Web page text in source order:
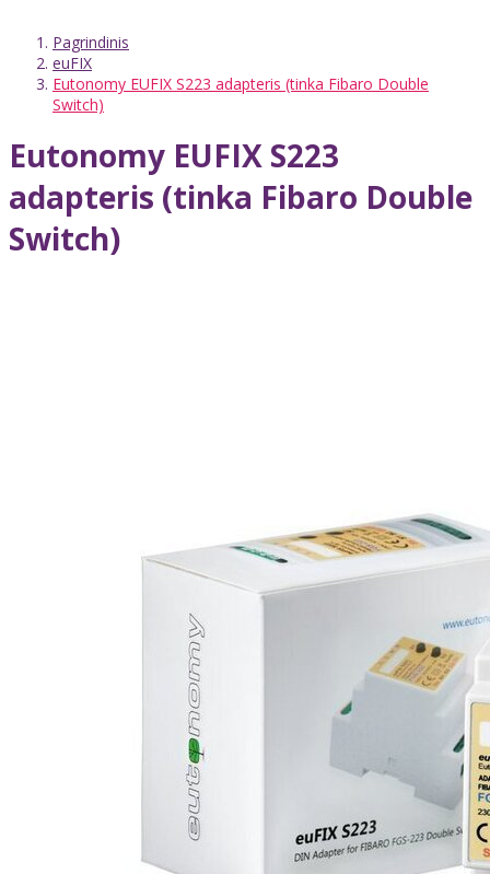
Pagrindinis
euFIX
Eutonomy EUFIX S223 adapteris (tinka Fibaro Double
Switch)
Eutonomy EUFIX S223
adapteris (tinka Fibaro Double
Switch)